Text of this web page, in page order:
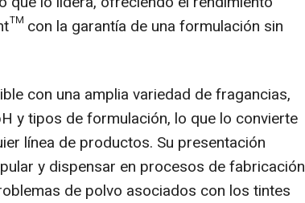
con la garantía de una formulación sin
con una amplia variedad de fragancias,
y tipos de formulación, lo que lo convierte
línea de productos. Su presentación
y dispensar en procesos de fabricación
de polvo asociados con los tintes